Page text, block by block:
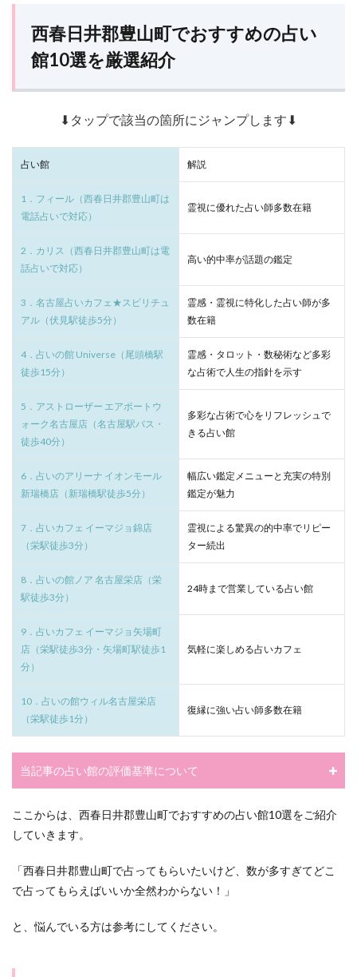
西春日井郡豊山町でおすすめの占い
館10選を厳選紹介
⬇タップで該当の箇所にジャンプします⬇
占い館 解説
1．フィール（西春日井郡豊山町は
電話占いで対応）
霊視に優れた占い師多数在籍
2．カリス（西春日井郡豊山町は電
話占いで対応）
高い的中率が話題の鑑定
3．名古屋占いカフェ★スピリチュ
アル（伏見駅徒歩5分）
霊感・霊視に特化した占い師が多
数在籍
4．占いの館 Universe（尾頭橋駅
徒歩15分）
霊感・タロット・数秘術など多彩
な占術で人生の指針を示す
5．アストローザー エアポートウ
ォーク名古屋店（名古屋駅バス・
徒歩40分）
多彩な占術で心をリフレッシュで
きる占い館
6．占いのアリーナ イオンモール
新瑞橋店（新瑞橋駅徒歩5分）
幅広い鑑定メニューと充実の特別
鑑定が魅力
7．占いカフェ イーマジョ錦店
（栄駅徒歩3分）
霊視による驚異の的中率でリピー
ター続出
8．占いの館ノア 名古屋栄店（栄
駅徒歩3分）
24時まで営業している占い館
9．占いカフェ イーマジョ矢場町
店（栄駅徒歩3分・矢場町駅徒歩1
分）
気軽に楽しめる占いカフェ
10．占いの館ウィル名古屋栄店
（栄駅徒歩1分）
復縁に強い占い師多数在籍
当記事の占い館の評価基準について
ここからは、西春日井郡豊山町でおすすめの占い館10選をご紹介
していきます。
「西春日井郡豊山町で占ってもらいたいけど、数が多すぎてどこ
で占ってもらえばいいか全然わからない！」
と、悩んでいる方は参考にしてください。